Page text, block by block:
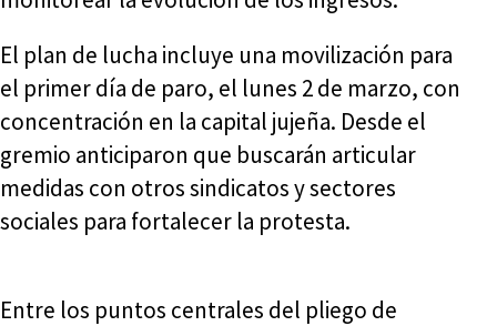
El plan de lucha incluye una movilización para
el primer día de paro, el lunes 2 de marzo, con
concentración en la capital jujeña. Desde el
gremio anticiparon que buscarán articular
medidas con otros sindicatos y sectores
sociales para fortalecer la protesta.
Entre los puntos centrales del pliego de